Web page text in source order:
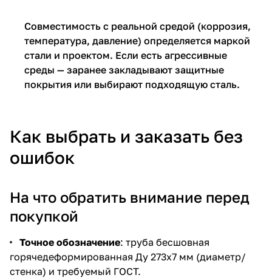
Совместимость с реальной средой (коррозия,
температура, давление) определяется маркой
стали и проектом. Если есть агрессивные
среды — заранее закладывают защитные
покрытия или выбирают подходящую сталь.
Как выбрать и заказать без
ошибок
На что обратить внимание перед
покупкой
Точное обозначение: труба бесшовная
горячедеформированная Ду 273х7 мм (диаметр/
стенка) и требуемый ГОСТ.